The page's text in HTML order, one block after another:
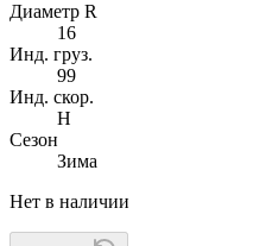
Диаметр R
16
Инд. груз.
99
Инд. скор.
H
Сезон
Зима
Нет в наличии